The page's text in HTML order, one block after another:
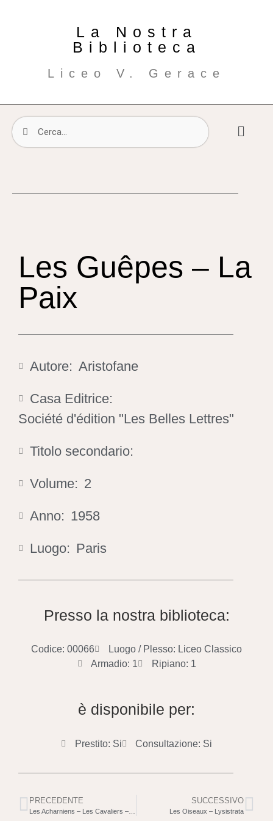
La Nostra
Biblioteca
Liceo V. Gerace
Les Guêpes – La
Paix
Autore: Aristofane
Casa Editrice:
Société d'édition "Les Belles Lettres"
Titolo secondario:
Volume: 2
Anno: 1958
Luogo: Paris
Presso la nostra biblioteca:
Codice: 00066
Luogo / Plesso: Liceo Classico
Armadio: 1
Ripiano: 1
è disponibile per:
Prestito: Si Consultazione: Si
PRECEDENTE SUCCESSIVO
Les Oiseaux – Lysistrata